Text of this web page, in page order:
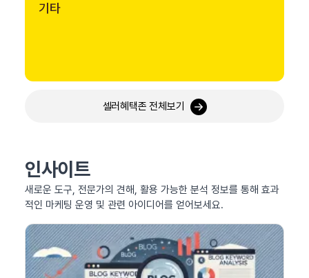
기타
셀러혜택존 전체보기
인사이트
새로운 도구, 전문가의 견해, 활용 가능한 분석 정보를 통해 효과
적인 마케팅 운영 및 관련 아이디어를 얻어보세요.